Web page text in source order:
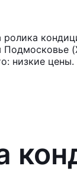
низкие цены.